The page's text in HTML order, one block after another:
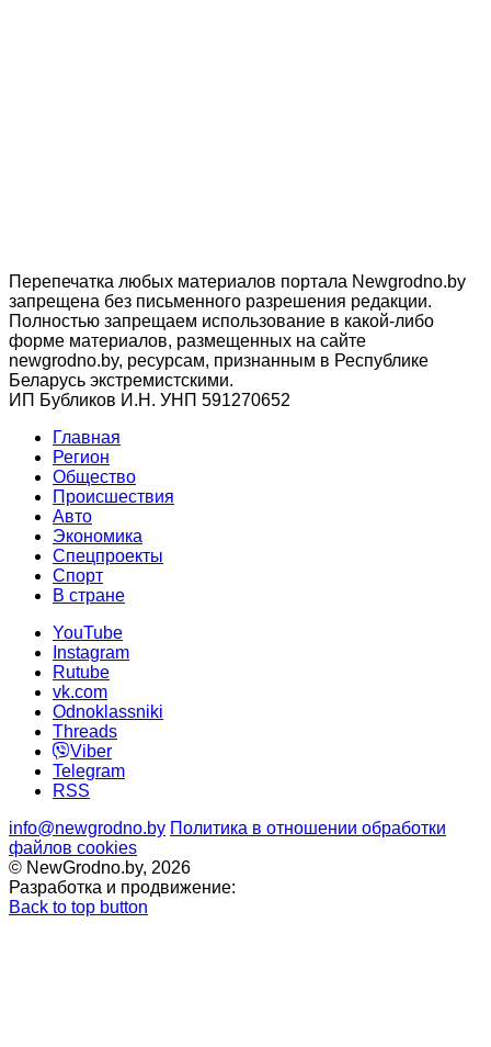
Перепечатка любых материалов портала Newgrodno.by
запрещена без письменного разрешения редакции.
Полностью запрещаем использование в какой-либо
форме материалов, размещенных на сайте
newgrodno.by, ресурсам, признанным в Республике
Беларусь экстремистскими.
ИП Бубликов И.Н. УНП 591270652
Главная
Регион
Общество
Происшествия
Авто
Экономика
Спецпроекты
Cпорт
В стране
YouTube
Instagram
Rutube
vk.com
Odnoklassniki
Threads
Viber
Telegram
RSS
info@newgrodno.by Политика в отношении обработки
файлов cookies
© NewGrodno.by, 2026
Разработка и продвижение:
Back to top button